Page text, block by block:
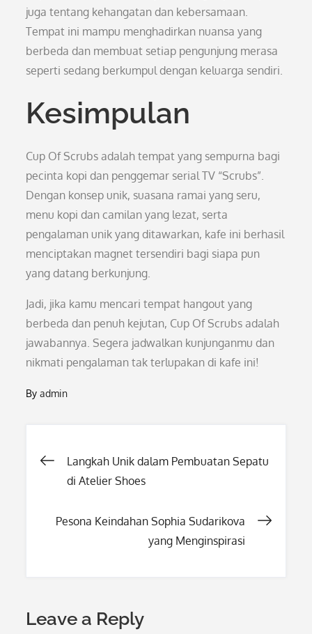
juga tentang kehangatan dan kebersamaan.
Tempat ini mampu menghadirkan nuansa yang
berbeda dan membuat setiap pengunjung merasa
seperti sedang berkumpul dengan keluarga sendiri.
Kesimpulan
Cup Of Scrubs adalah tempat yang sempurna bagi
pecinta kopi dan penggemar serial TV “Scrubs”.
Dengan konsep unik, suasana ramai yang seru,
menu kopi dan camilan yang lezat, serta
pengalaman unik yang ditawarkan, kafe ini berhasil
menciptakan magnet tersendiri bagi siapa pun
yang datang berkunjung.
Jadi, jika kamu mencari tempat hangout yang
berbeda dan penuh kejutan, Cup Of Scrubs adalah
jawabannya. Segera jadwalkan kunjunganmu dan
nikmati pengalaman tak terlupakan di kafe ini!
Byadmin
Post
Langkah Unik dalam Pembuatan Sepatu
di Atelier Shoes
Pesona Keindahan Sophia Sudarikova
yang Menginspirasi
Leave a Reply